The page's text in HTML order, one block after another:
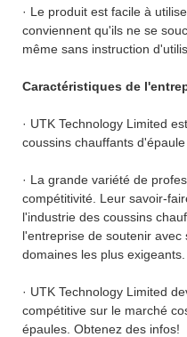
· Le produit est facile à
conviennent qu'ils ne se
même sans instruction
Caractéristiques de
· UTK Technology Limited
coussins chauffants
· La grande variété de
compétitivité. Leur savoir-
l'industrie des coussins
l'entreprise de soutenir avec
domaines les plus exigeants.
· UTK Technology Limited
compétitive sur le marché
épaules. Obtenez des infos!